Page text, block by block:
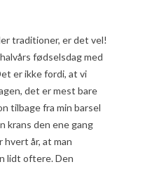
traditioner, er det vel!
fødselsdag med
er ikke fordi, at vi
det er mest bare
tilbage fra min barsel
krans den ene gang
år, at man
lidt oftere. Den